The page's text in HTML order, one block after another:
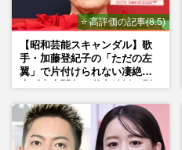
⭐ 高評価の記事(8.5)
【昭和芸能スキャンダル】歌
手・加藤登紀子の「ただの左
翼」で片付けられない凄絶半